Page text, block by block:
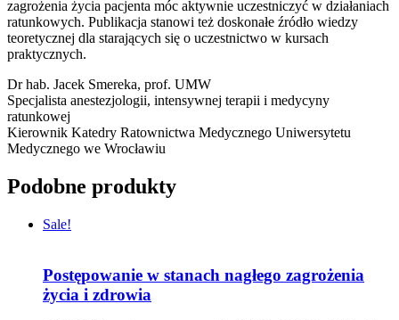
zagrożenia życia pacjenta móc aktywnie uczestniczyć w działaniach
ratunkowych. Publikacja stanowi też doskonałe źródło wiedzy
teoretycznej dla starających się o uczestnictwo w kursach
praktycznych.
Dr hab. Jacek Smereka, prof. UMW
Specjalista anestezjologii, intensywnej terapii i medycyny
ratunkowej
Kierownik Katedry Ratownictwa Medycznego Uniwersytetu
Medycznego we Wrocławiu
Podobne produkty
Sale!
Postępowanie w stanach nagłego zagrożenia
życia i zdrowia